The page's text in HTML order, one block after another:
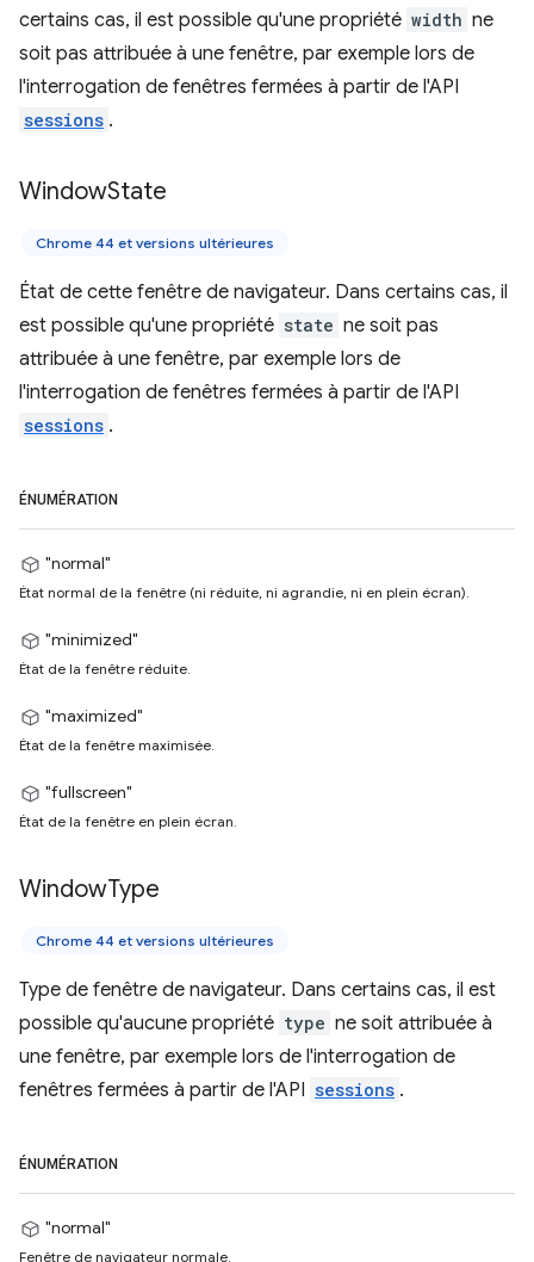
certains cas, il est possible qu'une propriété width ne
soit pas attribuée à une fenêtre, par exemple lors de
l'interrogation de fenêtres fermées à partir de l'API
sessions .
WindowState
Chrome 44 et versions ultérieures
État de cette fenêtre de navigateur. Dans certains cas, il
est possible qu'une propriété state ne soit pas
attribuée à une fenêtre, par exemple lors de
l'interrogation de fenêtres fermées à partir de l'API
sessions .
ÉNUMÉRATION
"normal"
État normal de la fenêtre (ni réduite, ni agrandie, ni en plein écran).
"minimized"
État de la fenêtre réduite.
"maximized"
État de la fenêtre maximisée.
"fullscreen"
État de la fenêtre en plein écran.
WindowType
Chrome 44 et versions ultérieures
Type de fenêtre de navigateur. Dans certains cas, il est
possible qu'aucune propriété type ne soit attribuée à
une fenêtre, par exemple lors de l'interrogation de
fenêtres fermées à partir de l'API sessions .
ÉNUMÉRATION
"normal"
Fenêtre de navigateur normale.